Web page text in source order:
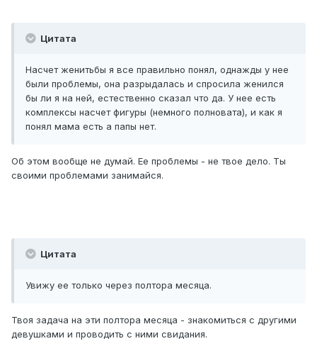
Цитата
Насчет женитьбы я все правильно понял, однажды у нее
были проблемы, она разрыдалась и спросила женился
бы ли я на ней, естественно сказал что да. У нее есть
комплексы насчет фигуры (немного полновата), и как я
понял мама есть а папы нет.
Об этом вообще не думай. Ее проблемы - не твое дело. Ты
своими проблемами занимайся.
Цитата
Увижу ее только через полтора месяца.
Твоя задача на эти полтора месяца - знакомиться с другими
девушками и проводить с ними свидания.